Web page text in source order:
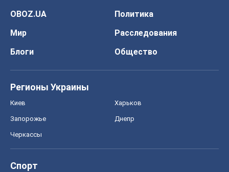
OBOZ.UA
Политика
Мир
Расследования
Блоги
Общество
Регионы Украины
Киев Харьков
Запорожье Днепр
Черкассы
Спорт